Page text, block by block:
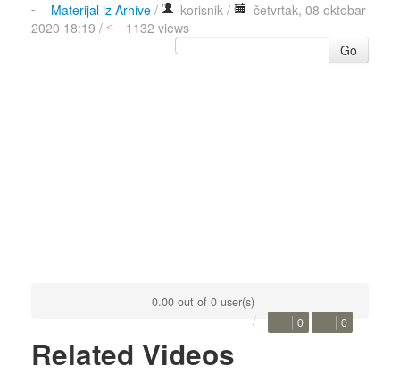
Materijal iz Arhive/ korisnik /
četvrtak, 08 oktobar
2020 18:19 /
1132 views
Go
0.00 out of 0 user(s)
0 0
Related Videos